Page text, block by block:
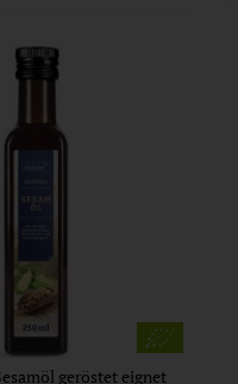
geröstet eignet